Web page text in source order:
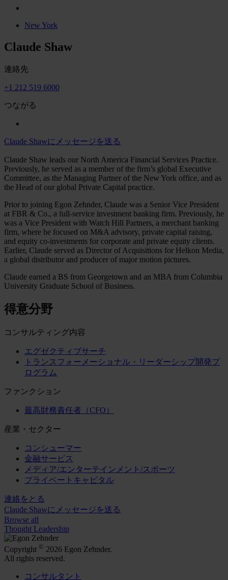
New York
Claude Shaw
連絡先
+1 212 519 6000
つながる
Claude Shawにメッセージを送る
Claude Shaw leads our North America Financial Services Practice.
Previously, he served as a member of the firm’s global Executive
Committee, as the Managing Partner of the New York office, and as
the Head of our global Private Capital practice.
Prior to joining Egon Zehnder, Claude was a Senior Vice President
at FBR & Co., a full-service investment banking firm. Previously, he
was a Vice President with Watch Hill Partners, a merchant banking
firm, where he focused on M&A advisory, private capital raising,
and equity co-investments for corporate and private equity clients.
Earlier, Claude served as Director of Acquisitions for Helkon Media,
a global distributor and producer of major motion pictures.
Claude earned a BS from Georgetown and an MBA from Columbia
University Graduate School of Business.
得意分野
コンサルティング内容
エグゼクティブサーチ
トランスフォーメーショナル・リーダーシップ開発プ
ログラム
ファンクション
最高財務責任者（CFO）
産業・セクター
コンシューマー
金融サービス
メディア/エンターテインメント/スポーツ
プライベートキャピタル
連絡をとる
Claude Shawにメッセージを送る
Browse all
Thought Leadership
Copyright © 2026 Egon Zehnder.
All rights reserved.
コンサルタント